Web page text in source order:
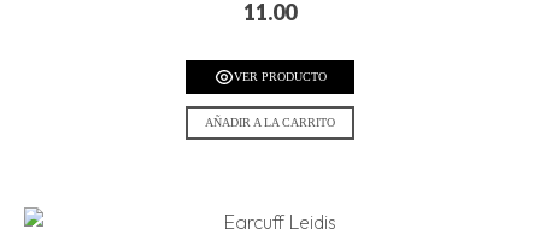
11.00
VER PRODUCTO
AÑADIR A LA CARRITO